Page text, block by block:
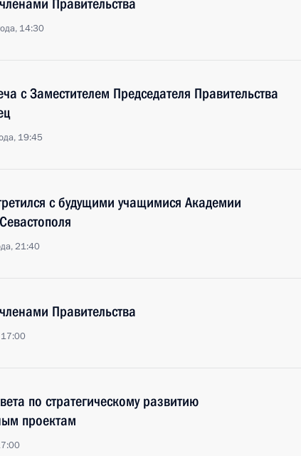
Правительства
14:30
с Заместителем Председателя Правительства
19:45
с будущими учащимися Академии
21:40
Правительства
по стратегическому развитию
проектам